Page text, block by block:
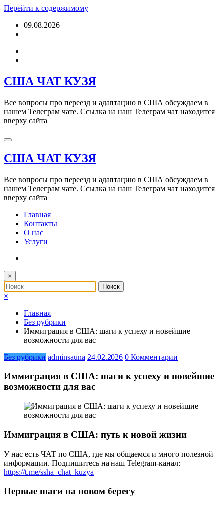
Перейти к содержимому
09.08.2026
США ЧАТ КУЗЯ
Все вопросы про переезд и адаптацию в США обсуждаем в
нашем Телеграм чате. Ссылка на наш Телеграм чат находится
вверху сайта
США ЧАТ КУЗЯ
Все вопросы про переезд и адаптацию в США обсуждаем в
нашем Телеграм чате. Ссылка на наш Телеграм чат находится
вверху сайта
Главная
Контакты
О нас
Услуги
×
×
Главная
Без рубрики
Иммиграция в США: шаги к успеху и новейшие
возможности для вас
Без рубрики adminsauna 24.02.2026 0 Комментарии
Иммиграция в США: шаги к успеху и новейшие
возможности для вас
Иммиграция в США: путь к новой жизни
У нас есть ЧАТ по США, где мы общаемся и много полезной
информации. Подпишитесь на наш Telegram-канал:
https://t.me/ssha_chat_kuzya
Первые шаги на новом берегу